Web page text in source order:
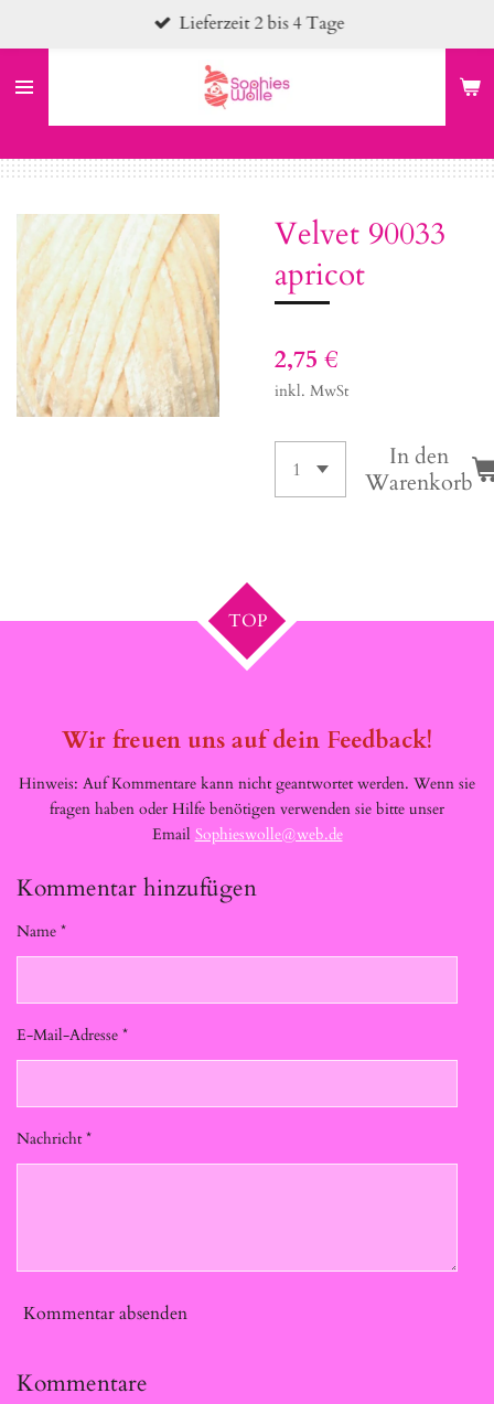
Hauptinhalt
springen
Lieferzeit 2 bis 4 Tage
Velvet 90033
apricot
2,75 €
inkl. MwSt
In den
Warenkorb
TOP
Wir freuen uns auf dein Feedback!
Hinweis: Auf Kommentare kann nicht geantwortet werden. Wenn sie
fragen haben oder Hilfe benötigen verwenden sie bitte unser
Email Sophieswolle@web.de
Kommentar hinzufügen
Name *
E-Mail-Adresse *
Nachricht *
Kommentar absenden
Kommentare